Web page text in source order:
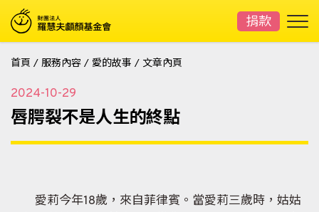
捐款
首頁 / 服務內容 / 愛的故事 / 文章內頁
2024-10-29
唇腭裂不是人生的終點
愛莉今年18歲，來自菲律賓。當愛莉三歲時，姑姑